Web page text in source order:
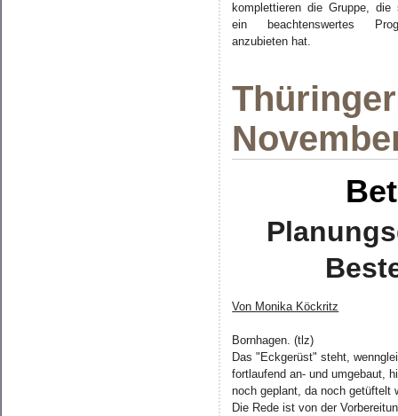
komplettieren die Gruppe, die
ein beachtenswertes
anzubieten hat.
Von Monika Köckritz
Bornhagen. (tlz)
Das "Eckgerüst" steht,
fortlaufend an- und umgebaut,
noch geplant, da noch getüftelt
Die Rede ist von der